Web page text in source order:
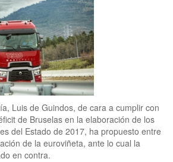
Luis de Guindos, de cara a cumplir con
de Bruselas en la elaboración de los
del Estado de 2017, ha propuesto entre
de la euroviñeta, ante lo cual la
en contra.